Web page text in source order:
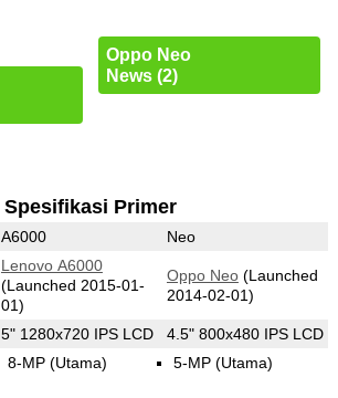
Oppo Neo
News (2)
Spesifikasi Primer
A6000 Neo
Lenovo A6000
(Launched 2015-01-
01)
Oppo Neo(Launched
2014-02-01)
5" 1280x720 IPS LCD 4.5" 800x480 IPS LCD
8-MP (Utama) 5-MP (Utama)